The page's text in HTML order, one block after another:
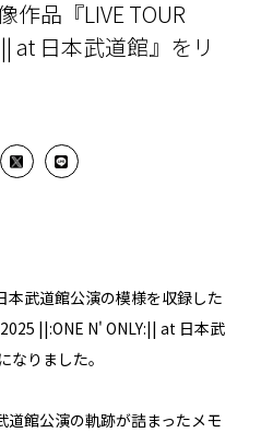
作品『LIVE TOUR
at 日本武道館』をリ
本武道館公演の模様を収録した
||:ONE N' ONLY:|| at 日本武
りました。
道館公演の軌跡が詰まったメモ